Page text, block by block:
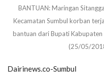
BANTUAN: Maringan
Kecamatan Sumbul korban
bantuan dari Bupati
(25/05/
Dairinews.co-Sumbul